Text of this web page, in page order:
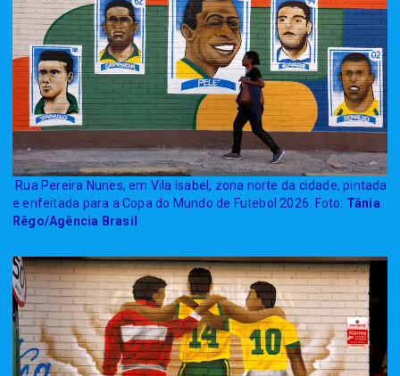
Rua Pereira Nunes, em Vila Isabel, zona norte da cidade, pintada
e enfeitada para a Copa do Mundo de Futebol 2026. Foto: Tânia
Rêgo/Agência Brasil